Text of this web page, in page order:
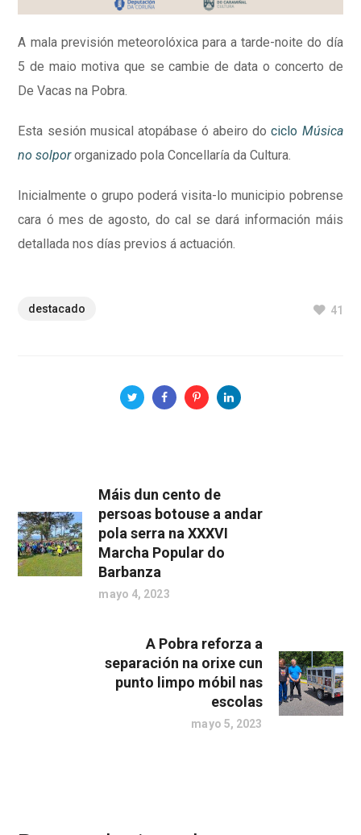
A mala previsión meteorolóxica para a tarde-noite do día
5 de maio motiva que se cambie de data o concerto de
De Vacas na Pobra.
Esta sesión musical atopábase ó abeiro dociclo Música
no solpororganizado pola Concellaría da Cultura.
Inicialmente o grupo poderá visita-lo municipio pobrense
cara ó mes de agosto, do cal se dará información máis
detallada nos días previos á actuación.
destacado 41
Máis dun cento de
persoas botouse a andar
pola serra na XXXVI
Marcha Popular do
Barbanza
mayo 4, 2023
A Pobra reforza a
separación na orixe cun
punto limpo móbil nas
escolas
mayo 5, 2023